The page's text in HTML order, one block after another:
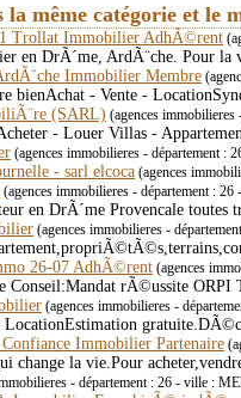
la même catégorie et le
Trollat Immobilier AdhÃ©rent
en DrÃ´me, ArdÃ¨che. Pour la
Immobilier Membre
bienAchat - Vente -
(SARL) (agences
- Louer Villas -
(agences immobilieres - département :
- sarl elcoca (agences
(agences immobilieres - département :
en DrÃ´me Provencale toutes
(agences immobilieres -
26-07 AdhÃ©rent (agences
Conseil:Mandat rÃ©ussite
(agences immobilieres -
LocationEstimation
Confiance Immobilier Partenaire
change la vie.Pour
- département : 26 - ville :